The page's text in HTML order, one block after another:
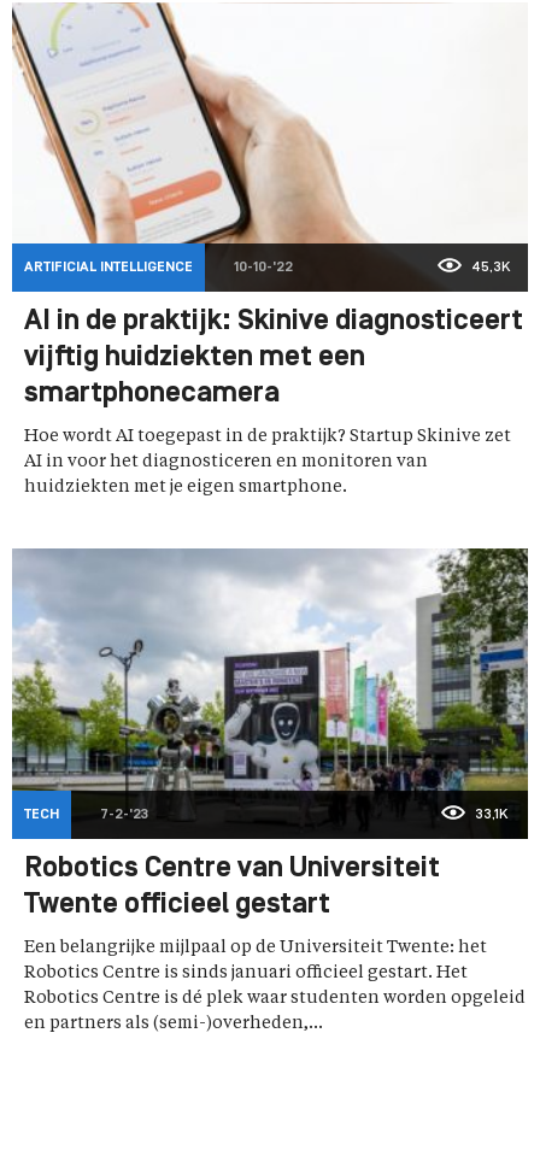
ARTIFICIAL INTELLIGENCE 10-10-'22 45,3K
AI in de praktijk: Skinive diagnosticeert
vijftig huidziekten met een
smartphonecamera
Hoe wordt AI toegepast in de praktijk? Startup Skinive zet
AI in voor het diagnosticeren en monitoren van
huidziekten met je eigen smartphone.
TECH 7-2-'23 33,1K
Robotics Centre van Universiteit
Twente officieel gestart
Een belangrijke mijlpaal op de Universiteit Twente: het
Robotics Centre is sinds januari officieel gestart. Het
Robotics Centre is dé plek waar studenten worden opgeleid
en partners als (semi-)overheden,...